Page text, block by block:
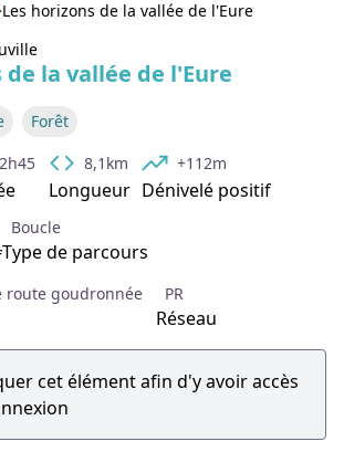
Les horizons de la vallée de l'Eure
de la vallée de l'Eure
Forêt
2h45 8,1km
Longueur
+112m
Dénivelé positif
Boucle
Type de parcours
route goudronnée PR
Réseau
cet élément afin d'y avoir accès